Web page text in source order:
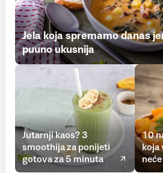
Jela koja spremamo danas
puuno ukusnija
Jutarnji kaos? 3
smoothija za ponijeti
gotova za 5 minuta
10
koja